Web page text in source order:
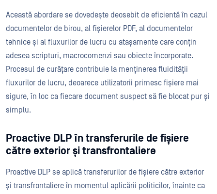
Această abordare se dovedește deosebit de eficientă în cazul
documentelor de birou, al fișierelor PDF, al documentelor
tehnice și al fluxurilor de lucru cu atașamente care conțin
adesea scripturi, macrocomenzi sau obiecte încorporate.
Procesul de curățare contribuie la menținerea fluidității
fluxurilor de lucru, deoarece utilizatorii primesc fișiere mai
sigure, în loc ca fiecare document suspect să fie blocat pur și
simplu.
Proactive DLP în transferurile de fișiere
către exterior și transfrontaliere
Proactive DLP se aplică transferurilor de fișiere către exterior
și transfrontaliere în momentul aplicării politicilor, înainte ca